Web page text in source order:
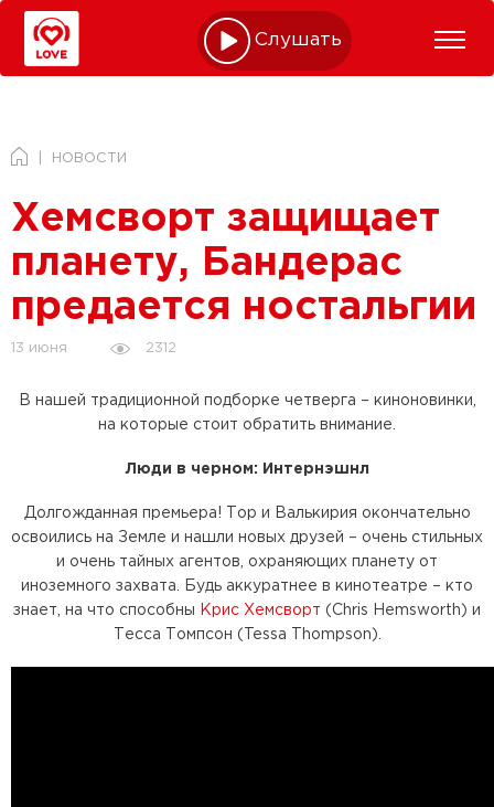
Слушать online
НОВОСТИ
Хемсворт защищает
планету, Бандерас
предается ностальгии
13 июня 2312
В нашей традиционной подборке четверга – киноновинки,
на которые стоит обратить внимание.
Люди в черном: Интернэшнл
Долгожданная премьера! Тор и Валькирия окончательно
освоились на Земле и нашли новых друзей – очень стильных
и очень тайных агентов, охраняющих планету от
иноземного захвата. Будь аккуратнее в кинотеатре – кто
знает, на что способны
Крис Хемсворт (Chris Hemsworth) и
Тесса Томпсон (Tessa Thompson).